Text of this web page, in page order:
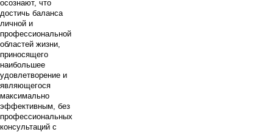
осознают, что
достичь баланса
личной и
профессиональной
областей жизни,
приносящего
наибольшее
удовлетворение и
являющегося
максимально
эффективным, без
профессиональных
консультаций с